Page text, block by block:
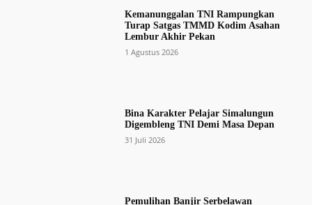
Kemanunggalan TNI Rampungkan
Turap Satgas TMMD Kodim Asahan
Lembur Akhir Pekan
1 Agustus 2026
Bina Karakter Pelajar Simalungun
Digembleng TNI Demi Masa Depan
31 Juli 2026
Pemulihan Banjir Serbelawan